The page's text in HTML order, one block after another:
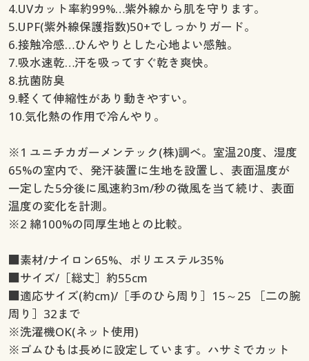
4.UVカット率約99%…紫外線から肌を守ります。
5.UPF(紫外線保護指数)50+でしっかりガード。
6.接触冷感…ひんやりとした心地よい感触。
7.吸水速乾…汗を吸ってすぐ乾き爽快。
8.抗菌防臭
9.軽くて伸縮性があり動きやすい。
10.気化熱の作用で冷んやり。
※1 ユニチカガーメンテック(株)調べ。室温20度、湿度
65%の室内で、発汗装置に生地を設置し、表面温度が
一定した5分後に風速約3m/秒の微風を当て続け、表面
温度の変化を計測。
※2 綿100%の同厚生地との比較。
■素材/ナイロン65%、ポリエステル35%
■サイズ/［総丈］約55cm
■適応サイズ(約cm)/［手のひら周り］15～25 ［二の腕
周り］32まで
※洗濯機OK(ネット使用)
※ゴムひもは長めに設定しています。ハサミでカット